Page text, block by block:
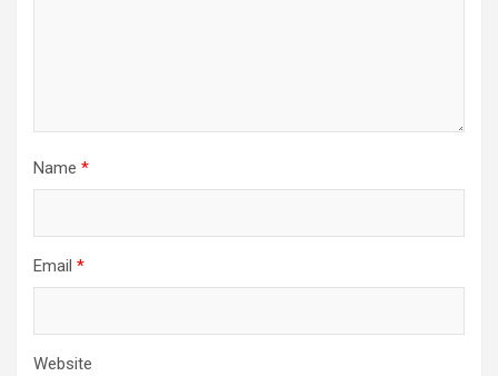
Name *
Email *
Website